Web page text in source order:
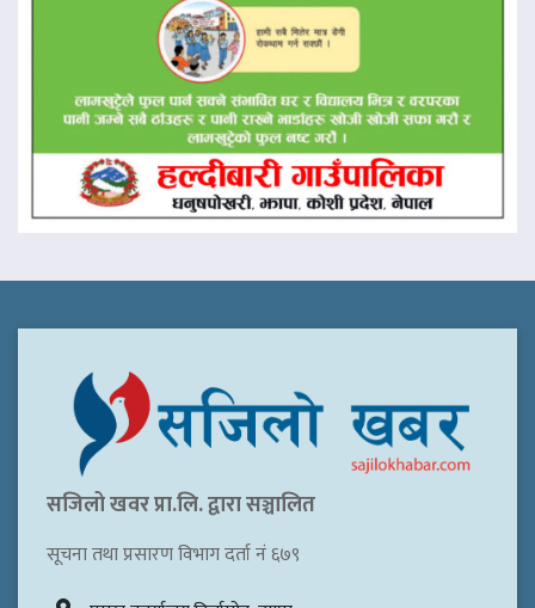
सजिलो खवर प्रा.लि. द्वारा सञ्चालित
सूचना तथा प्रसारण विभाग दर्ता नं ६७९